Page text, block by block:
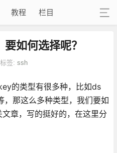
教程 栏目
如何选择呢？
标签: ssh
的类型有很多种，比如ds
那这么多种类型，我们要如
章，写的挺好的，在这里分